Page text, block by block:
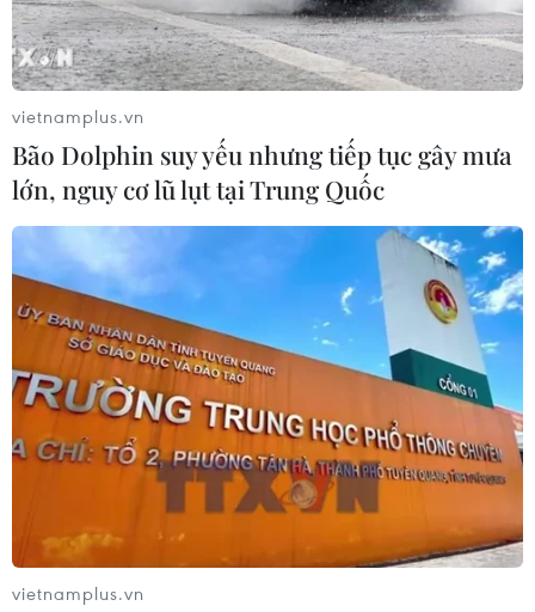
vietnamplus.vn
Bão Dolphin suy yếu nhưng tiếp tục gây mưa
lớn, nguy cơ lũ lụt tại Trung Quốc
vietnamplus.vn